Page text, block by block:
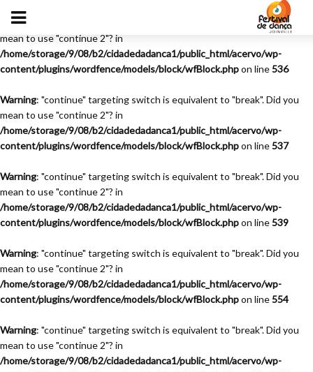
Warning
: "continue" targeting switch is equivalent to "break". Did you
mean to use "continue 2"? in
/home/storage/9/08/b2/cidadedadanca1/public_html/acervo/wp-
content/plugins/wordfence/models/block/wfBlock.phpon line536
Warning: "continue" targeting switch is equivalent to "break". Did you
mean to use "continue 2"? in
/home/storage/9/08/b2/cidadedadanca1/public_html/acervo/wp-
content/plugins/wordfence/models/block/wfBlock.phpon line537
Warning: "continue" targeting switch is equivalent to "break". Did you
mean to use "continue 2"? in
/home/storage/9/08/b2/cidadedadanca1/public_html/acervo/wp-
content/plugins/wordfence/models/block/wfBlock.phpon line539
Warning: "continue" targeting switch is equivalent to "break". Did you
mean to use "continue 2"? in
/home/storage/9/08/b2/cidadedadanca1/public_html/acervo/wp-
content/plugins/wordfence/models/block/wfBlock.phpon line554
Warning: "continue" targeting switch is equivalent to "break". Did you
mean to use "continue 2"? in
/home/storage/9/08/b2/cidadedadanca1/public_html/acervo/wp-